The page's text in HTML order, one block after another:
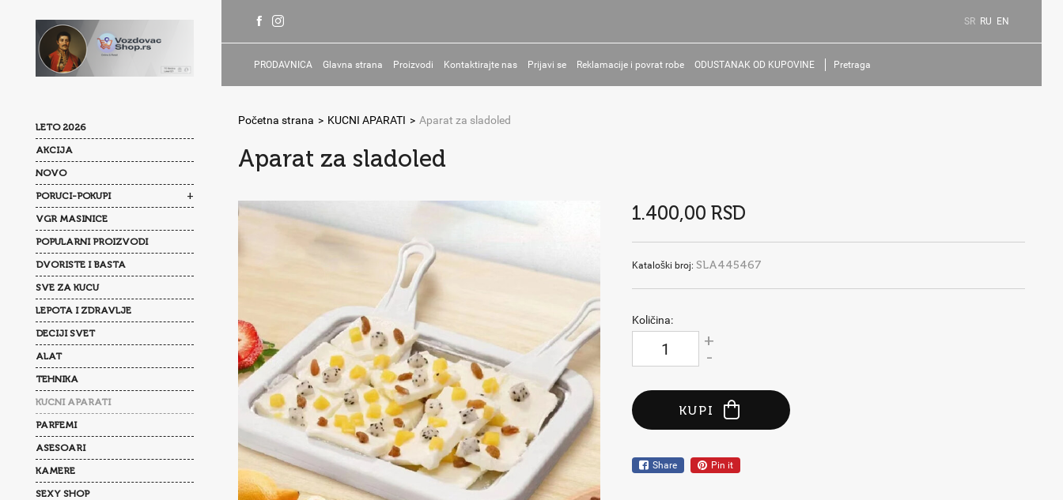
LETO 2026
AKCIJA
NOVO
PORUCI-POKUPI +
VGR MASINICE
POPULARNI PROIZVODI
DVORISTE I BASTA
SVE ZA KUCU
LEPOTA I ZDRAVLJE
DECIJI SVET
ALAT
TEHNIKA
KUCNI APARATI
PARFEMI
ASESOARI
KAMERE
SEXY SHOP
SR RU EN
PRODAVNICA Glavna strana Proizvodi Kontaktirajte nas Prijavi se Reklamacije i povrat robe ODUSTANAK OD KUPOVINE Pretraga
Početna strana > KUCNI APARATI > Aparat za sladoled
Aparat za sladoled
1.400,00 RSD
Kataloški broj: SLA445467
Količina:
+
-
KUPI
Share Pin it